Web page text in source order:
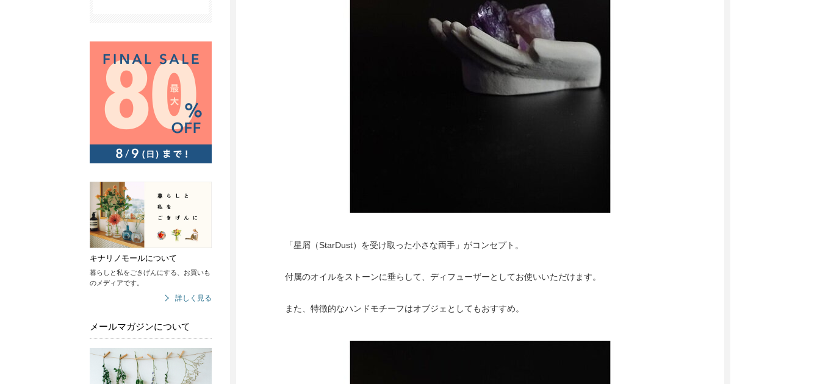
キナリノモールについて
暮らしと私をごきげんにする、お買いも
のメディアです。
詳しく見る
メールマガジンについて
「星屑（StarDust）を受け取った小さな両手」がコンセプト。
付属のオイルをストーンに垂らして、ディフューザーとしてお使いいただけます。
また、特徴的なハンドモチーフはオブジェとしてもおすすめ。